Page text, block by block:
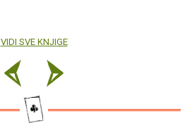
VIDI SVE KNJIGE